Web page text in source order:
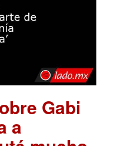
Gabi
a